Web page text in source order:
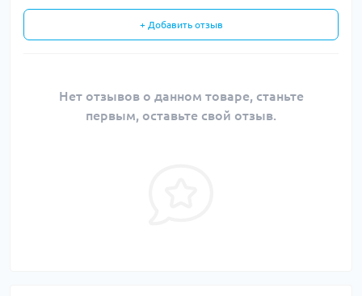
+ Добавить отзыв
Нет отзывов о данном товаре, станьте
первым, оставьте свой отзыв.